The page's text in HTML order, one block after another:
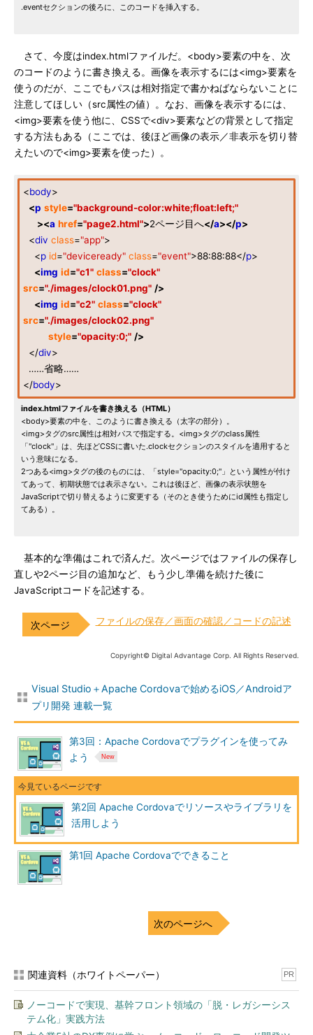
.eventセクションの後ろに、このコードを挿入する。
さて、今度はindex.htmlファイルだ。<body>要素の中を、次
のコードのように書き換える。画像を表示するには<img>要素を
使うのだが、ここでもパスは相対指定で書かねばならないことに
注意してほしい（src属性の値）。なお、画像を表示するには、
<img>要素を使う他に、CSSで<div>要素などの背景として指定
する方法もある（ここでは、後ほど画像の表示／非表示を切り替
えたいので<img>要素を使った）。
<body>
<p style="background-color:white;float:left;"
><a href="page2.html">2ページ目へ</a></p>
<div class="app">
<p id="deviceready" class="event">88:88:88</p>
<img id="c1" class="clock"
src="./images/clock01.png" />
<img id="c2" class="clock"
src="./images/clock02.png"
style="opacity:0;" />
</div>
……省略……
</body>
index.htmlファイルを書き換える（HTML）
<body>要素の中を、このように書き換える（太字の部分）。
<img>タグのsrc属性は相対パスで指定する。<img>タグのclass属性
「"clock"」は、先ほどCSSに書いた.clockセクションのスタイルを適用すると
いう意味になる。
2つある<img>タグの後のものには、「style="opacity:0;"」という属性が付け
てあって、初期状態では表示さない。これは後ほど、画像の表示状態を
JavaScriptで切り替えるように変更する（そのとき使うためにid属性も指定し
てある）。
基本的な準備はこれで済んだ。次ページではファイルの保存し
直しや2ページ目の追加など、もう少し準備を続けた後に
JavaScriptコードを記述する。
ファイルの保存／画面の確認／コードの記述
Copyright© Digital Advantage Corp. All Rights Reserved.
Visual Studio＋Apache Cordovaで始めるiOS／Androidア
プリ開発 連載一覧
第3回：Apache Cordovaでプラグインを使ってみ
よう
第2回 Apache Cordovaでリソースやライブラリを
活用しよう
第1回 Apache Cordovaでできること
次のページへ
関連資料（ホワイトペーパー） PR
ノーコードで実現、基幹フロント領域の「脱・レガシーシス
テム化」実践方法